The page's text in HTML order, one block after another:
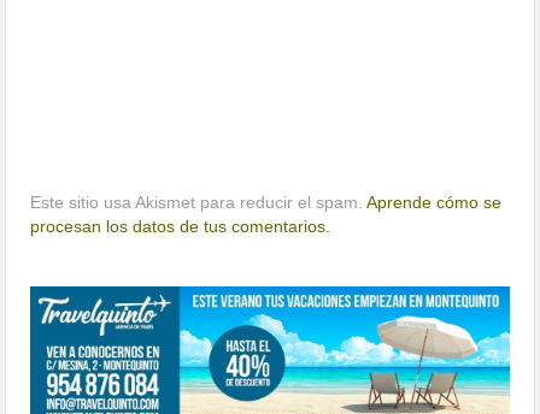
Este sitio usa Akismet para reducir el spam.Aprende cómo se
procesan los datos de tus comentarios.